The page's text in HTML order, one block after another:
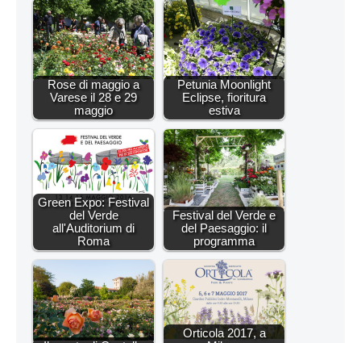
Rose di maggio a
Varese il 28 e 29
maggio
Petunia Moonlight
Eclipse, fioritura
estiva
Green Expo: Festival
del Verde
all'Auditorium di
Roma
Festival del Verde e
del Paesaggio: il
programma
Orticola 2017, a